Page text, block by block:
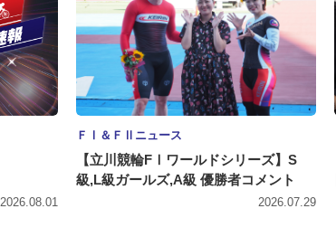
2026.08.01
ＦⅠ＆ＦⅡニュース
【立川競輪FⅠワールドシリーズ】S
級,L級ガールズ,A級 優勝者コメント
2026.07.29